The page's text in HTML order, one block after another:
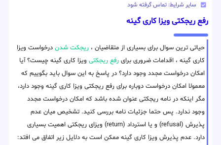
سایر شرایط: تماس گرفته شود
رفع ریجکتی ویزا کاری گینه
حیاتی ترین سوال برای بسیاری از متقاضیان ، ریجکت شدن درخواست ویزا
کاری گینه ، اقدامات ضروری برای رفع ریجکتی ویزا کاری گینه چیست؟ آیا
امکان درخواست مجدد وجود دارد؟ در پاسخ به این سوال باید بگوییم که
معمولا امکان درخواست دوباره برای رفع ریجکتی ویزا کاری گینه وجود دارد،
مگر اینکه در نامه ریجکتی عنوان شده باشد که امکان درخواست مجدد
وجود ندارد. پس حتما جزئیات نامه بررسی کنید. تشخیص میان عدم
پذیرش (refusal) و یا استرداد (return) ویزای ریجکتی اهمیت بسیاری
دارد. عدم پذیرش ویزا کاری گینه ممکن است به دلایل زیر اتفاق می افتد: